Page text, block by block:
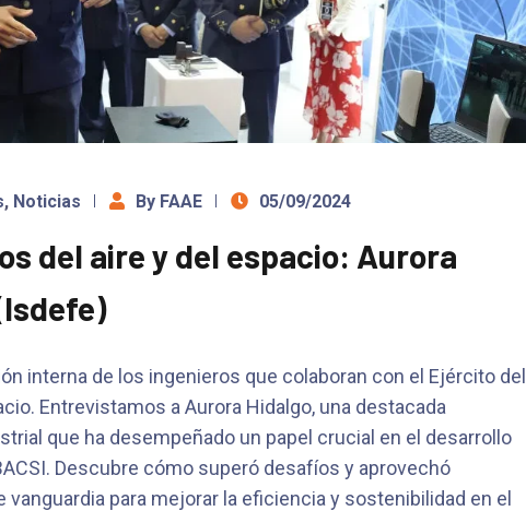
, Noticias By FAAE 05/09/2024
del aire y del espacio: Aurora
interna de los ingenieros que colaboran con el Ejército del
Entrevistamos a Aurora Hidalgo, una destacada
que ha desempeñado un papel crucial en el desarrollo
Descubre cómo superó desafíos y aprovechó
vanguardia para mejorar la eficiencia y sostenibilidad en el